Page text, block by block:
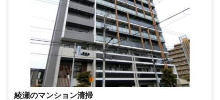
綾瀬のマンション清掃